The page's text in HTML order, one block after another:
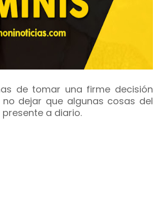
de tomar una firme decisión
dejar que algunas cosas del
a diario.